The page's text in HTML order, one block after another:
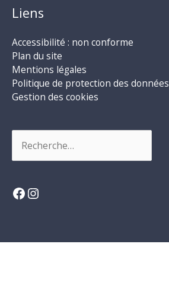
Liens
Accessibilité : non conforme
Plan du site
Mentions légales
Politique de protection des données
Gestion des cookies
Facebook
Instagram